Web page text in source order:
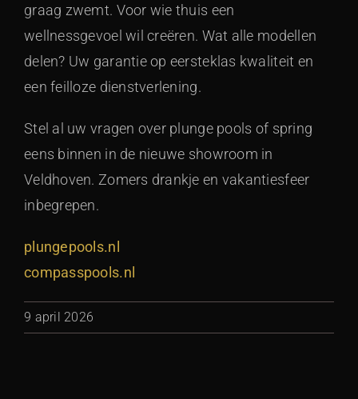
graag zwemt. Voor wie thuis een
wellnessgevoel wil creëren. Wat alle modellen
delen? Uw garantie op eersteklas kwaliteit en
een feilloze dienstverlening.
Stel al uw vragen over plunge pools of spring
eens binnen in de nieuwe showroom in
Veldhoven. Zomers drankje en vakantiesfeer
inbegrepen.
plungepools.nl
compasspools.nl
9 april 2026